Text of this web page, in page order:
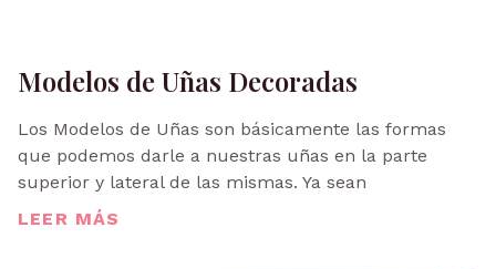
Modelos de Uñas Decoradas
Los Modelos de Uñas son básicamente las formas
que podemos darle a nuestras uñas en la parte
superior y lateral de las mismas. Ya sean
LEER MÁS